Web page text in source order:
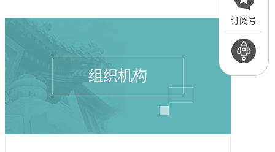
订阅号
组织机构